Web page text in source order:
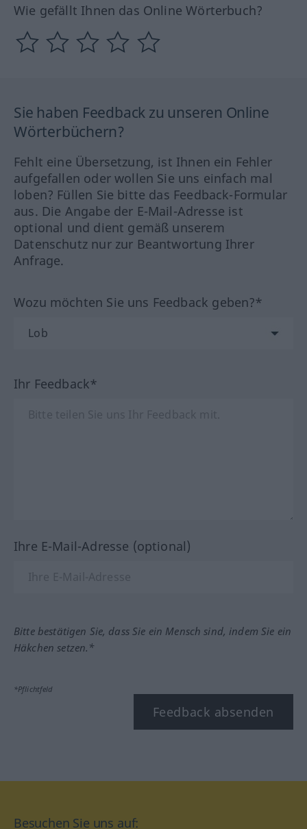
Wie gefällt Ihnen das Online Wörterbuch?
Sie haben Feedback zu unseren Online
Wörterbüchern?
Fehlt eine Übersetzung, ist Ihnen ein Fehler
aufgefallen oder wollen Sie uns einfach mal
loben? Füllen Sie bitte das Feedback-Formular
aus. Die Angabe der E-Mail-Adresse ist
optional und dient gemäß unserem
Datenschutz nur zur Beantwortung Ihrer
Anfrage.
Wozu möchten Sie uns Feedback geben?*
Ihr Feedback*
Ihre E-Mail-Adresse (optional)
Bitte bestätigen Sie, dass Sie ein Mensch sind, indem Sie ein
Häkchen setzen.*
*Pflichtfeld
Feedback absenden
Besuchen Sie uns auf: